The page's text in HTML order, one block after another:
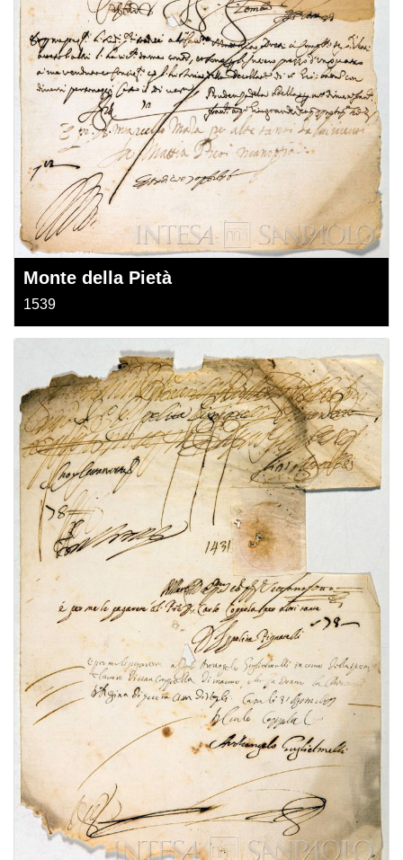
Monte della Pietà
1539